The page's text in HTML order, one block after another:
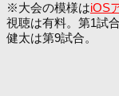
※大会の模様はiOS
視聴は有料。第1試
健太は第9試合。